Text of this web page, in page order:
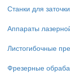
Станки для
Аппараты
Листогибочные
Фрезерные